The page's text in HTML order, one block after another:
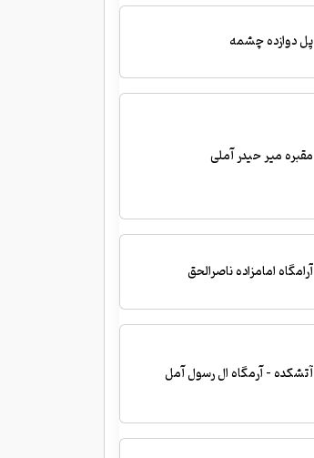
پل دوازده چشمه
مقبره میر حیدر آملی
آرامگاه امامزاده ناصرالحق
آتشکده - آرمگاه ال رسول آمل